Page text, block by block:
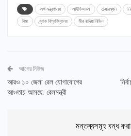
অর্থ মন্ত্রণালয় আইডিআরএ চেয়ারম্যান
বিমা ব্র্যাক বিশ্ববিদ্যালয় মীর নাদিয়া নিভিন
আগের নিউজ
আরও ১০ জেলা রেল যোগাযোগের
আওতায় আসছে: রেলমন্ত্রী
মন্তব্যসমূহ বন্ধ